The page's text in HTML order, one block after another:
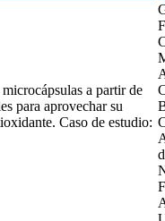
a partir de
para aprovechar su
Caso de estudio: